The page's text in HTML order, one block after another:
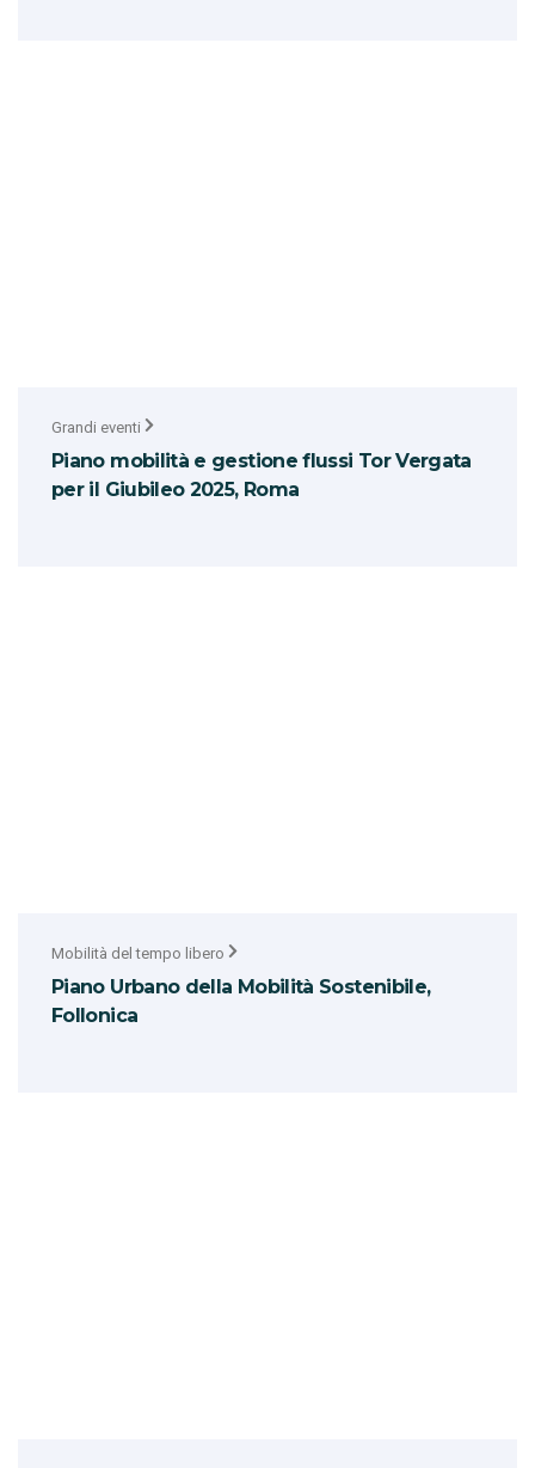
Grandi eventi
Piano mobilità e gestione flussi Tor Vergata
per il Giubileo 2025, Roma
Mobilità del tempo libero
Piano Urbano della Mobilità Sostenibile,
Follonica